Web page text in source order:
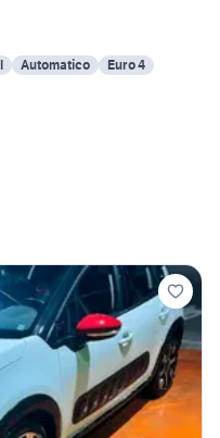
Automatico Euro 4